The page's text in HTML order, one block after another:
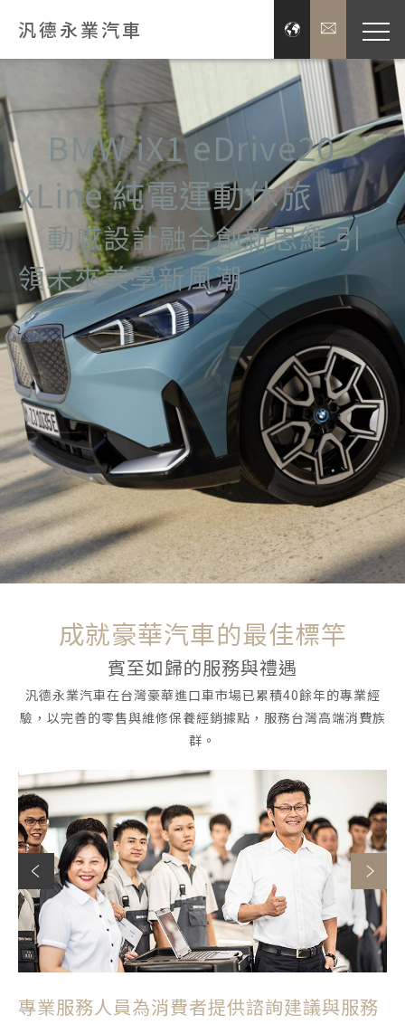
BMW iX1 eDrive20
xLine 純電運動休旅
動感設計融合創新思維 引
領未來美學新風潮
馭電而生 駕馭冒險
專業服務人員為消費者提供諮詢建議與服務
遵照德國原廠規範，打造最舒適的賞車與服
保養與維修廠區導入智慧車輛管理系統
成就豪華汽車的最佳標竿
賓至如歸的服務與禮遇
汎德永業汽車在台灣豪華進口車市場已累積40餘年的專業經
驗，以完善的零售與維修保養經銷據點，服務台灣高端消費族
群。
汎德永業汽車
品牌
展示
新
投
企
關於汎
菁
Languages
TEL +886-
E-MAIL
ADDRESS 114509 台北